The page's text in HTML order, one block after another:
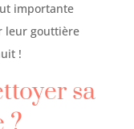
importante
leur gouttière
!
sa